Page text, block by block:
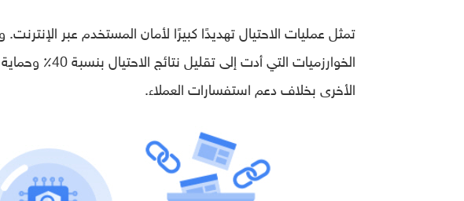
تمثل عمليات الاحتيال تهديدًا كبيرًا لأمان المستخدم عبر
الخوارزميات
الأخرى بخلاف دعم استفسارات العملاء.